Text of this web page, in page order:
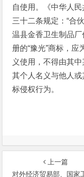
自使用。《中华人
三十二条规定：“合
温县金香卫生制品
册的“豫光”商标，
义使用，不得由其
其个人名义与他人
标侵权行为。
上一篇
对外经济贸易部、国家工商行政管理局关于印发《关于出口罐头食品使用商标问题的规定》